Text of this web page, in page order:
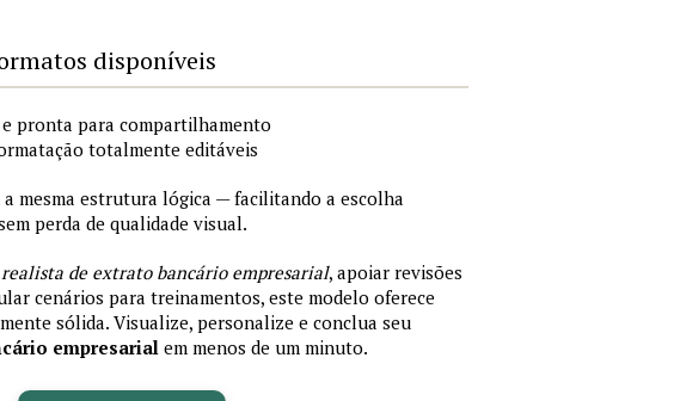
disponíveis
pronta para compartilhamento
totalmente editáveis
mesma estrutura lógica — facilitando a escolha
perda de qualidade visual.
de extrato bancário empresarial, apoiar revisões
cenários para treinamentos, este modelo oferece
sólida. Visualize, personalize e conclua seu
empresarialem menos de um minuto.